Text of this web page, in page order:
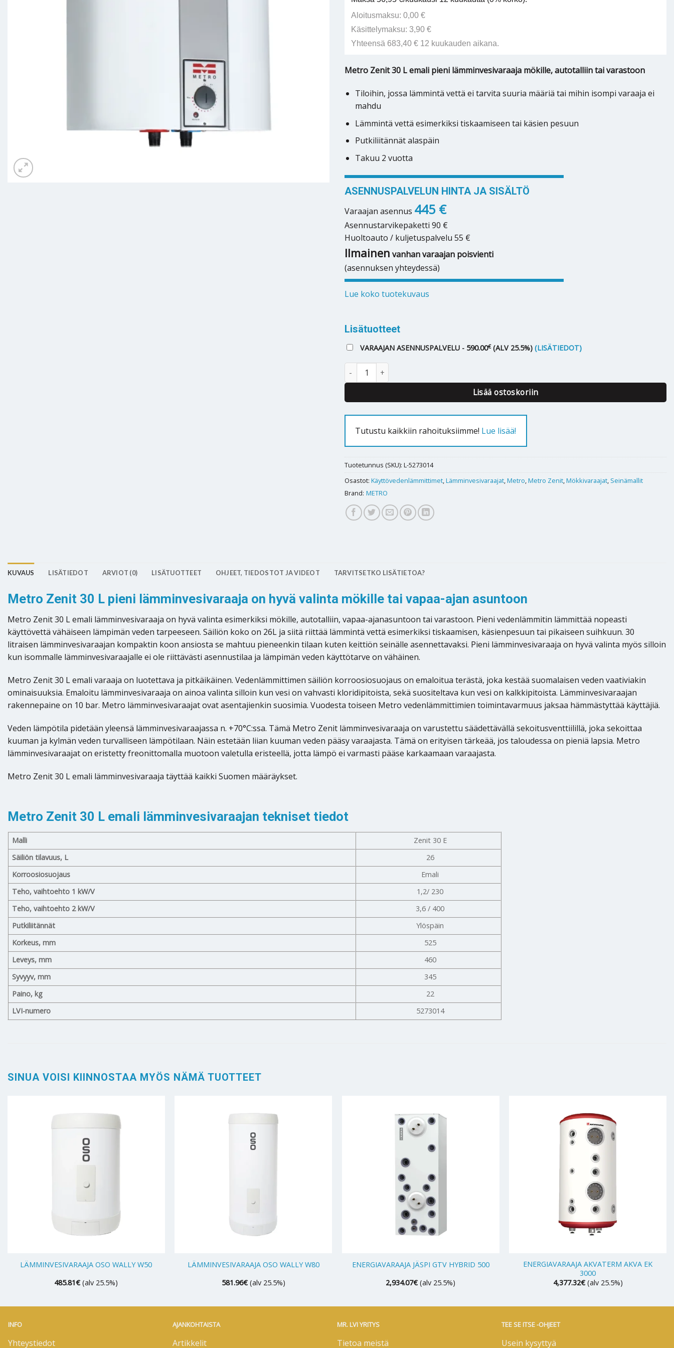
Aloitusmaksu: 0,00 €
Käsittelymaksu: 3,90 €
Yhteensä 683,40 € 12 kuukauden aikana.
Metro Zenit 30 L emali pieni lämminvesivaraaja mökille, autotalliin tai varastoon
Tiloihin, jossa lämmintä vettä ei tarvita suuria määriä tai mihin isompi varaaja ei
mahdu
Lämmintä vettä esimerkiksi tiskaamiseen tai käsien pesuun
Putkiliitännät alaspäin
Takuu 2 vuotta
ASENNUSPALVELUN HINTA JA SISÄLTÖ
Varaajan asennus 445 €
Asennustarvikepaketti 90 €
Huoltoauto / kuljetuspalvelu 55 €
Ilmainen vanhan varaajan poisvienti
(asennuksen yhteydessä)
Lue koko tuotekuvaus
Lisätuotteet
VARAAJAN ASENNUSPALVELU - 590.00€ (ALV 25.5%) (LISÄTIEDOT)
Lämminvesivaraaja Metro Zenit 30 L seinämalli määrä
Lisää ostoskoriin
Tutustu kaikkiin rahoituksiimme! Lue lisää!
Tuotetunnus (SKU): L-5273014
Osastot: Käyttövedenlämmittimet,Lämminvesivaraajat,Metro,Metro Zenit,Mökkivaraajat, Seinämallit
Brand: METRO
KUVAUS LISÄTIEDOT ARVIOT (0) LISÄTUOTTEET OHJEET, TIEDOSTOT JA VIDEOT TARVITSETKO LISÄTIETOA?
Metro Zenit 30 L pieni lämminvesivaraaja on hyvä valinta mökille tai vapaa-ajan asuntoon
Metro Zenit 30 L emali lämminvesivaraaja on hyvä valinta esimerkiksi mökille, autotalliin, vapaa-ajanasuntoon tai varastoon. Pieni vedenlämmitin lämmittää nopeasti
käyttövettä vähäiseen lämpimän veden tarpeeseen. Säiliön koko on 26L ja siitä riittää lämmintä vettä esimerkiksi tiskaamisen, käsienpesuun tai pikaiseen suihkuun. 30
litraisen lämminvesivaraajan kompaktin koon ansiosta se mahtuu pieneenkin tilaan kuten keittiön seinälle asennettavaksi. Pieni lämminvesivaraaja on hyvä valinta myös silloin
kun isommalle lämminvesivaraajalle ei ole riittävästi asennustilaa ja lämpimän veden käyttötarve on vähäinen.
Metro Zenit 30 L emali varaaja on luotettava ja pitkäikäinen. Vedenlämmittimen säiliön korroosiosuojaus on emaloitua terästä, joka kestää suomalaisen veden vaativiakin
ominaisuuksia. Emaloitu lämminvesivaraaja on ainoa valinta silloin kun vesi on vahvasti kloridipitoista, sekä suositeltava kun vesi on kalkkipitoista. Lämminvesivaraajan
rakennepaine on 10 bar. Metro lämminvesivaraajat ovat asentajienkin suosimia. Vuodesta toiseen Metro vedenlämmittimien toimintavarmuus jaksaa hämmästyttää käyttäjiä.
Veden lämpötila pidetään yleensä lämminvesivaraajassa n. +70°C:ssa. Tämä Metro Zenit lämminvesivaraaja on varustettu säädettävällä sekoitusventtiilillä, joka sekoittaa
kuuman ja kylmän veden turvalliseen lämpötilaan. Näin estetään liian kuuman veden pääsy varaajasta. Tämä on erityisen tärkeää, jos taloudessa on pieniä lapsia. Metro
lämminvesivaraajat on eristetty freonittomalla muotoon valetulla eristeellä, jotta lämpö ei varmasti pääse karkaamaan varaajasta.
Metro Zenit 30 L emali lämminvesivaraaja täyttää kaikki Suomen määräykset.
Metro Zenit 30 L emali lämminvesivaraajan tekniset tiedot
Malli
Zenit 30 E
Säiliön tilavuus, L
26
Korroosiosuojaus
Emali
Teho, vaihtoehto 1 kW/V
1,2/ 230
Teho, vaihtoehto 2 kW/V
3,6 / 400
Putkiliitännät
Ylöspäin
Korkeus, mm
525
Leveys, mm
460
Syvyyv, mm
345
Paino, kg
22
LVI-numero
5273014
SINUA VOISI KIINNOSTAA MYÖS NÄMÄ TUOTTEET
LÄMMINVESIVARAAJA OSO WALLY W50
485.81€ (alv 25.5%)
LÄMMINVESIVARAAJA OSO WALLY W80
581.96€ (alv 25.5%)
ENERGIAVARAAJA JÄSPI GTV HYBRID 500
2,934.07€ (alv 25.5%)
ENERGIAVARAAJA AKVATERM AKVA EK
3000
4,377.32€ (alv 25.5%)
INFO
Yhteystiedot
AJANKOHTAISTA
Artikkelit
MR. LVI YRITYS
Tietoa meistä
TEE SE ITSE -OHJEET
Usein kysyttyä